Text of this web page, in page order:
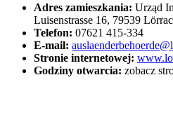
Adres zamieszkania: Urząd
Luisenstrasse 16, 79539
Telefon: 07621 415-334
E-mail:
Stronie internetowej:
Godziny otwarcia: zobacz